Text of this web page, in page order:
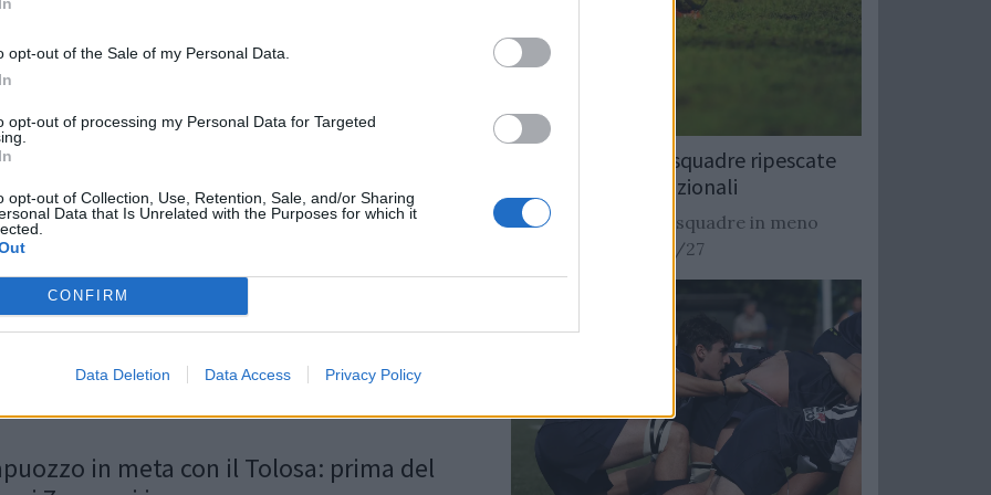
opt-out of the Sale of my Personal Data.
opt-out of processing my Personal Data for Targeted
opt-out of Collection, Use, Retention, Sale, and/or Sharing
Data that Is Unrelated with the Purposes for which it
CONFIRM
Data Deletion Data Access Privacy Policy
Français [VIDEO]
meta dell'ala dello Stade nel derby di Parigi
della vittoria di Ange Capuozzo in
- Tolosa [VIDEO]
performance del trequarti dell'Italia, il 6
attende
in meta con il Tolosa: prima del
Rugby: Record di squadre ripescate
nei campionati nazionali
Si stimano oltre 20 squadre in meno
dalla stagione 2026/27